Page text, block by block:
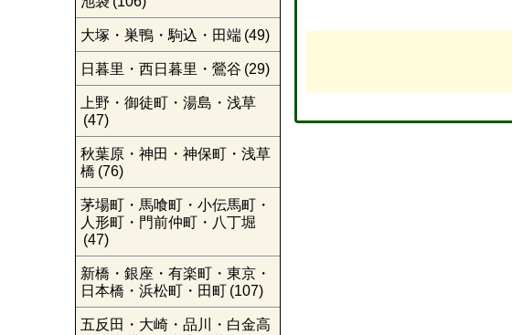
大塚・巣鴨・駒込・田端 (49)
日暮里・西日暮里・鶯谷 (29)
上野・御徒町・湯島・浅草
(47)
秋葉原・神田・神保町・浅草
橋 (76)
茅場町・馬喰町・小伝馬町・
人形町・門前仲町・八丁堀
(47)
新橋・銀座・有楽町・東京・
日本橋・浜松町・田町 (107)
五反田・大崎・品川・白金高